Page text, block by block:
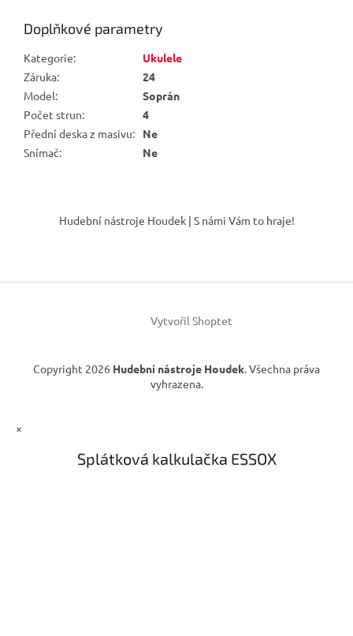
Doplňkové parametry
Kategorie:
Ukulele
Záruka:
24
Model:
Soprán
Počet strun:
4
Přední deska z masivu:
Ne
Snímač: Ne
í
Hudební nástroje Houdek | S námi Vám to hraje!
Vytvořil Shoptet
Copyright 2026 Hudební nástroje Houdek. Všechna práva
vyhrazena.
×
Splátková kalkulačka ESSOX